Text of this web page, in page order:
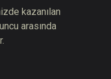
kazanılan
arasında